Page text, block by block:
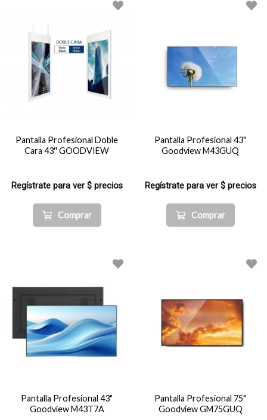
Pantalla Profesional Doble
Cara 43'' GOODVIEW
Regístrate para ver $ precios
Comprar
Pantalla Profesional 43"
Goodview M43GUQ
Regístrate para ver $ precios
Comprar
Pantalla Profesional 43"
Goodview M43T7A
Pantalla Profesional 75"
Goodview GM75GUQ